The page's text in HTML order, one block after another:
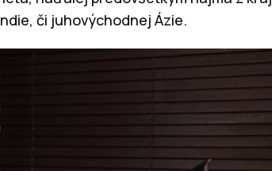
či juhovýchodnej Ázie.